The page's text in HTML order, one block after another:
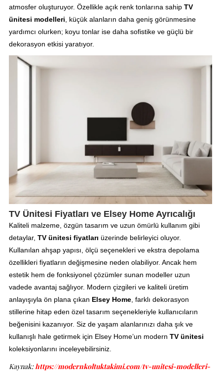
atmosfer oluşturuyor. Özellikle açık renk tonlarına sahip TV
ünitesi modelleri , küçük alanların daha geniş görünmesine
yardımcı olurken; koyu tonlar ise daha sofistike ve güçlü bir
dekorasyon etkisi yaratıyor.
TV Ünitesi Fiyatları ve Elsey Home Ayrıcalığı
Kaliteli malzeme, özgün tasarım ve uzun ömürlü kullanım gibi
detaylar, TV ünitesi fiyatları üzerinde belirleyici oluyor.
Kullanılan ahşap yapısı, ölçü seçenekleri ve ekstra depolama
özellikleri fiyatların değişmesine neden olabiliyor. Ancak hem
estetik hem de fonksiyonel çözümler sunan modeller uzun
vadede avantaj sağlıyor. Modern çizgileri ve kaliteli üretim
anlayışıyla ön plana çıkan Elsey Home, farklı dekorasyon
stillerine hitap eden özel tasarım seçenekleriyle kullanıcıların
beğenisini kazanıyor. Siz de yaşam alanlarınızı daha şık ve
kullanışlı hale getirmek için Elsey Home’un modern TV ünitesi
koleksiyonlarını inceleyebilirsiniz.
Kaynak: https://modernkoltuktakimi.com/tv-unitesi-modelleri-